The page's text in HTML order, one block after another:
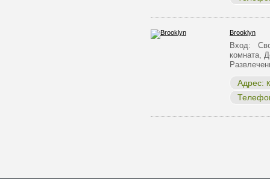
Brooklyn
Вход:
комната,
Адрес: